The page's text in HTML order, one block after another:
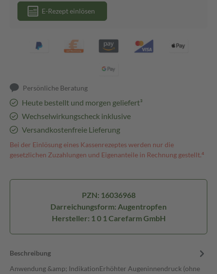
E-Rezept einlösen
Persönliche Beratung
Heute bestellt und morgen geliefert³
Wechselwirkungscheck inklusive
Versandkostenfreie Lieferung
Bei der Einlösung eines Kassenrezeptes werden nur die
gesetzlichen Zuzahlungen und Eigenanteile in Rechnung gestellt.⁴
PZN: 16036968
Darreichungsform: Augentropfen
Hersteller: 1 0 1 Carefarm GmbH
Beschreibung
Anwendung &amp; IndikationErhöhter Augeninnendruck (ohne